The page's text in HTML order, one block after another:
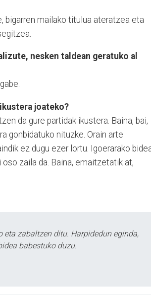
bigarren mailako titulua ateratzea eta
nesken taldean geratuko al
joateko?
da gure partidak ikustera. Baina, bai,
gonbidatuko nituzke. Orain arte
ez dugu ezer lortu. Igoerarako
zaila da. Baina, emaitzetatik at,
eta zabaltzen ditu. Harpidedun eginda,
babestuko duzu.